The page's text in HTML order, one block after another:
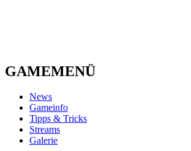
GAMEMENÜ
News
Gameinfo
Tipps & Tricks
Streams
Galerie